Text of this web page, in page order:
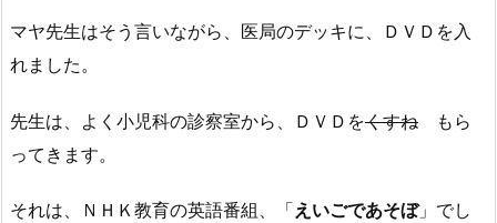
マヤ先生はそう言いながら、医局のデッキに、ＤＶＤを入
れました。
先生は、よく小児科の診察室から、ＤＶＤをくすね もら
ってきます。
それは、ＮＨＫ教育の英語番組、「えいごであそぼ」でし